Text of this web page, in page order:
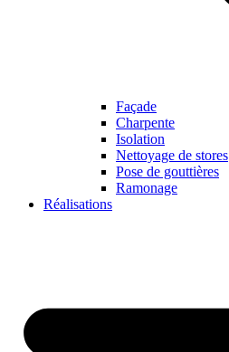
Façade
Charpente
Isolation
Nettoyage de stores
Pose de gouttières
Ramonage
Réalisations